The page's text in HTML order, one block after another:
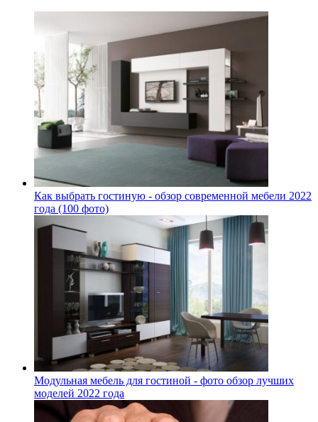
Как выбрать гостиную - обзор современной мебели 2022
года (100 фото)
Модульная мебель для гостиной - фото обзор лучших
моделей 2022 года